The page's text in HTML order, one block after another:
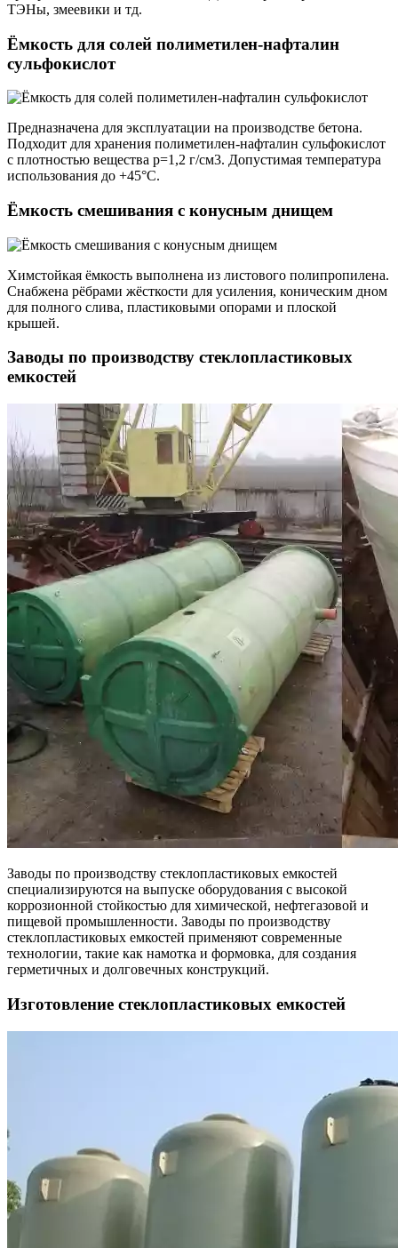
ТЭНы, змеевики и тд.
Ёмкость для солей полиметилен-нафталин
сульфокислот
Предназначена для эксплуатации на производстве бетона.
Подходит для хранения полиметилен-нафталин сульфокислот
с плотностью вещества p=1,2 г/см3. Допустимая температура
использования до +45°С.
Ёмкость смешивания с конусным днищем
Химстойкая ёмкость выполнена из листового полипропилена.
Снабжена рёбрами жёсткости для усиления, коническим дном
для полного слива, пластиковыми опорами и плоской
крышей.
Заводы по производству стеклопластиковых
емкостей
Заводы по производству стеклопластиковых емкостей
специализируются на выпуске оборудования с высокой
коррозионной стойкостью для химической, нефтегазовой и
пищевой промышленности. Заводы по производству
стеклопластиковых емкостей применяют современные
технологии, такие как намотка и формовка, для создания
герметичных и долговечных конструкций.
Изготовление стеклопластиковых емкостей